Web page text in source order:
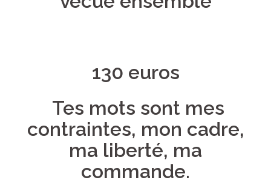
130 euros
Tes mots sont mes
contraintes, mon cadre,
ma liberté, ma
commande.